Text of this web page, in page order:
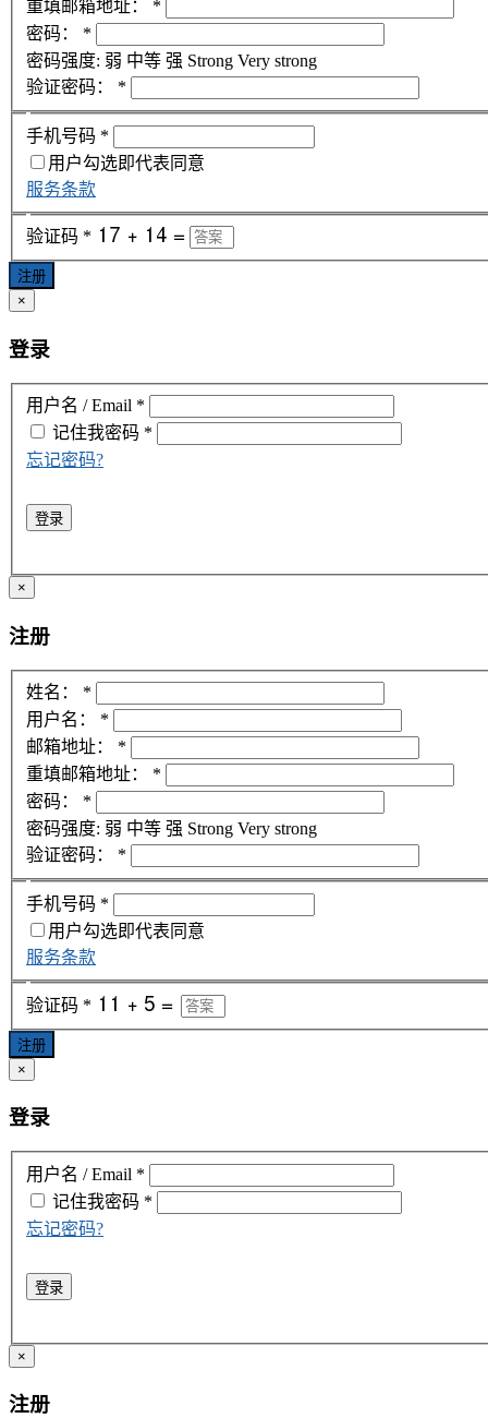
重填邮箱地址：
*
密码：
*
密码强度: 弱 中等 强 Strong Very strong
验证密码：
*
手机号码 *
用户勾选即代表同意
服务条款
验证码 *
注册
×
登录
用户名 / Email *
密码 *
记住我
忘记密码?
登录
×
注册
姓名：
*
用户名：
*
邮箱地址：
*
重填邮箱地址：
*
密码：
*
密码强度: 弱 中等 强 Strong Very strong
验证密码：
*
手机号码 *
用户勾选即代表同意
服务条款
验证码 *
注册
×
登录
用户名 / Email *
密码 *
记住我
忘记密码?
登录
×
注册